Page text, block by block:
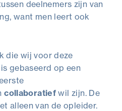
deelnemers zijn van
want men leert ook
die wij voor deze
gebaseerd op een
collaboratief wil zijn. De
alleen van de opleider.